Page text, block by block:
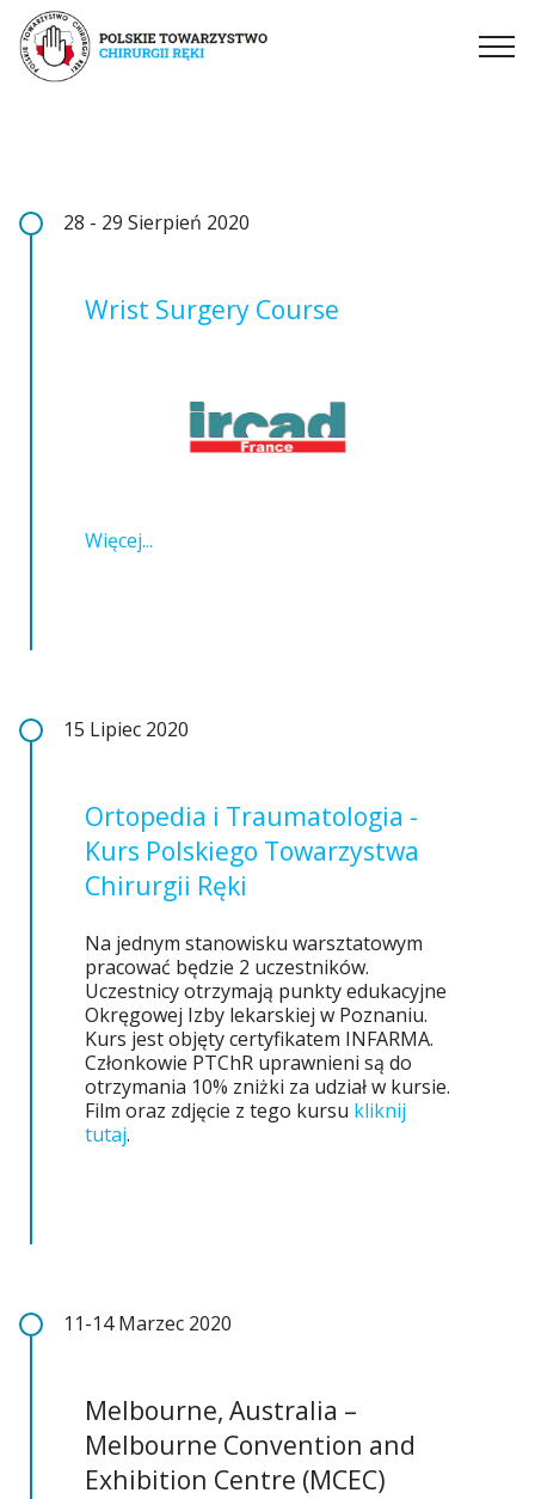
28 - 29 Sierpień 2020
Wrist Surgery Course
Więcej...
15 Lipiec 2020
Ortopedia i Traumatologia -
Kurs Polskiego Towarzystwa
Chirurgii Ręki
Na jednym stanowisku warsztatowym
pracować będzie 2 uczestników.
Uczestnicy otrzymają punkty edukacyjne
Okręgowej Izby lekarskiej w Poznaniu.
Kurs jest objęty certyfikatem INFARMA.
Członkowie PTChR uprawnieni są do
otrzymania 10% zniżki za udział w kursie.
Film oraz zdjęcie z tego kursu kliknij
tutaj.
11-14 Marzec 2020
Melbourne, Australia –
Melbourne Convention and
Exhibition Centre (MCEC)